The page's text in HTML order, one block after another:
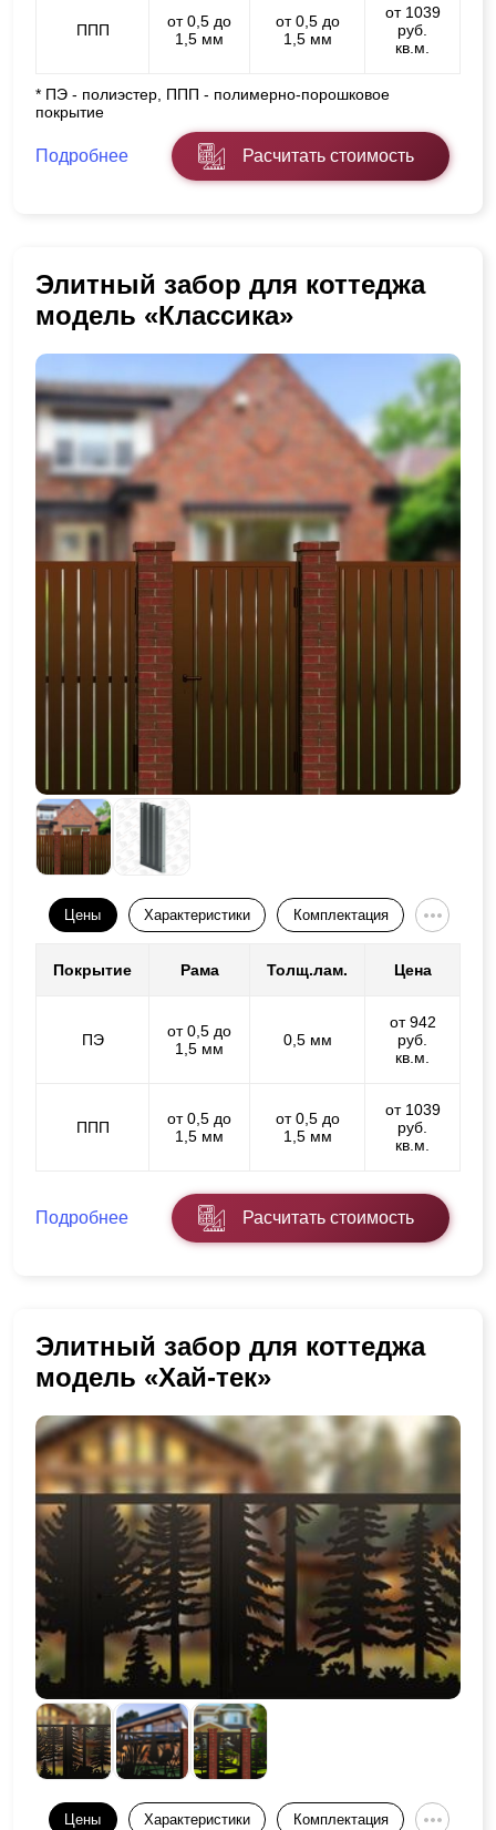
ППП
от 0,5 до
1,5 мм
от 0,5 до
1,5 мм
от 1039
руб.
кв.м.
* ПЭ - полиэстер, ППП - полимерно-порошковое
покрытие
Подробнее Расчитать стоимость
Элитный забор для коттеджа
модель «Классика»
Цены Характеристики Комплектация
Покрытие Рама Толщ.лам. Цена
ПЭ
от 0,5 до
1,5 мм
0,5 мм
от 942
руб.
кв.м.
ППП
от 0,5 до
1,5 мм
от 0,5 до
1,5 мм
от 1039
руб.
кв.м.
Подробнее Расчитать стоимость
Элитный забор для коттеджа
модель «Хай-тек»
Цены Характеристики Комплектация